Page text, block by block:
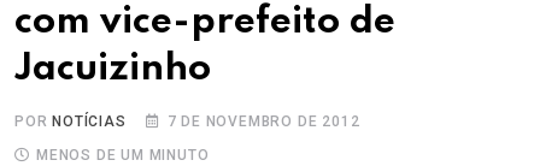
com vice-prefeito de
Jacuizinho
POR NOTÍCIAS
7 DE NOVEMBRO DE 2012
MENOS DE UM MINUTO